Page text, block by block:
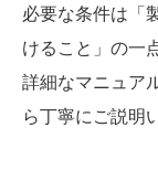
必要な条件は「
けること」の一
詳細なマニュア
ら丁寧にご説明